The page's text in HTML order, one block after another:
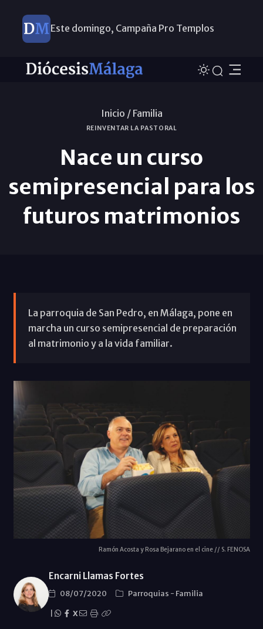
Este domingo, Campaña Pro Templos
Inicio / Familia
REINVENTAR LA PASTORAL
Nace un curso
semipresencial para los
futuros matrimonios
La parroquia de San Pedro, en Málaga, pone en
marcha un curso semipresencial de preparación
al matrimonio y a la vida familiar.
Ramón Acosta y Rosa Bejarano en el cine // S. FENOSA
Encarni Llamas Fortes
08/07/2020 Parroquias - Familia
X